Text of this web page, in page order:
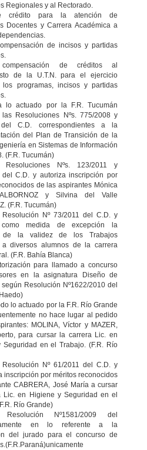
Regionales y al Rectorado.
crédito para la atención de
Docentes y Carrera Académica a
de incisos y partidas
compensación de créditos al
de la U.T.N. para el ejercicio
los programas, incisos y partidas
lo actuado por la F.R. Tucumán
las Resoluciones Nºs. 775/2008 y
del C.D. correspondientes a la
del Plan de Transición de la
en Sistemas de Información
(F.R. Tucumán)
Resoluciones Nºs. 123/2011 y
del C.D. y autoriza inscripción por
de las aspirantes Mónica
y Silvina del Valle
(F.R. Tucumán)
Resolución Nº 73/2011 del C.D. y
como medida de excepción la
de la validez de los Trabajos
a diversos alumnos de la carrera
(F.R. Bahía Blanca)
para llamado a concurso
en la asignatura Diseño de
según Resolución Nº1622/2010 del
lo actuado por la F.R. Río Grande
no hace lugar al pedido
MOLINA, Víctor y MAZER,
para cursar la carrera Lic. en
Seguridad en el Trabajo. (F.R. Río
Resolución Nº 61/2011 del C.D. y
inscripción por méritos reconocidos
CABRERA, José María a cursar
Lic. en Higiene y Seguridad en el
Río Grande)
Resolución Nº1581/2009 del
en lo referente a la
del jurado para el concurso de